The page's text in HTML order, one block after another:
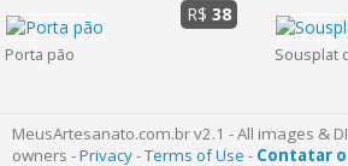
Porta pão
R$ 38
Sousplat
MeusArtesanato.com.br v2.1 - All images &
owners -Privacy-Terms of Use - Contatar